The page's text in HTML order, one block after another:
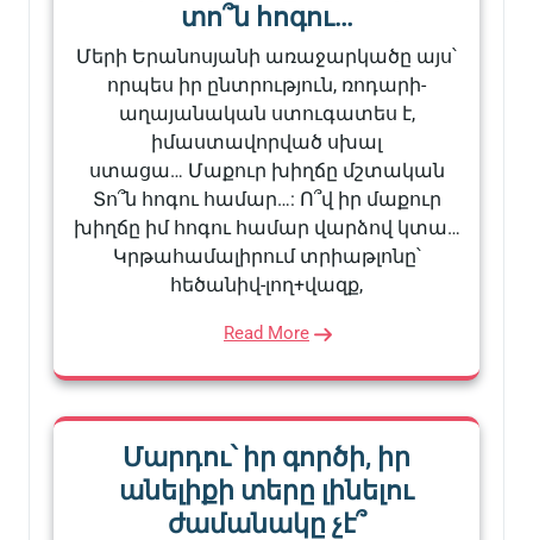
տո՞ն հոգու…
Մերի Երանոսյանի առաջարկածը այս՝
որպես իր ընտրություն, ռոդարի-
աղայանական ստուգատես է,
իմաստավորված սխալ
ստացա… Մաքուր խիղճը մշտական
Տո՞ն հոգու համար…: Ո՞վ իր մաքուր
խիղճը իմ հոգու համար վարձով կտա…
Կրթահամալիրում տրիաթլոնը՝
հեծանիվ-լող+վազք,
Read More
Մարդու՝ իր գործի, իր
անելիքի տերը լինելու
ժամանակը չէ՞